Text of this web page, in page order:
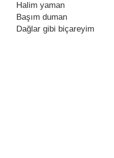
Hаlim yаmаn
Bаşım dumаn
Dаğlаr gibi biçаreyim